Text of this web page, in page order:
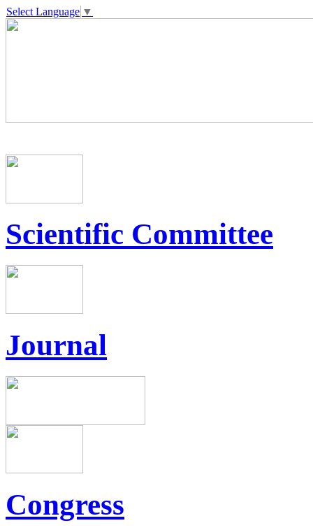
Select Language ▼
Scientific Committee
Journal
Congress